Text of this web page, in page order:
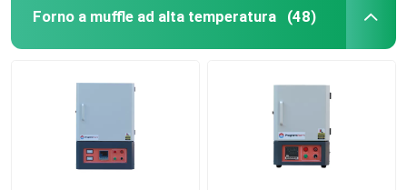
Forno a muffle ad alta temperatura (48)